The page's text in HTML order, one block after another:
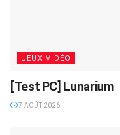
JEUX VIDÉO
[Test PC] Lunarium
7 AOÛT 2026